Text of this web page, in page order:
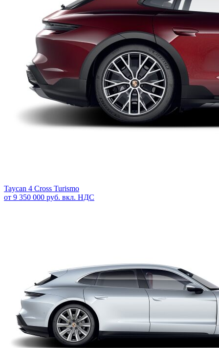
Taycan 4 Cross Turismo
от 9 350 000 руб. вкл. НДС